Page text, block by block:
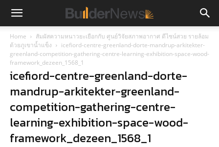
Home
สัมผัสความหนาวยะเยือกกับ ศูนย์วิจัยสภาพอากาศ ดีไซน์สวย รายล้อม
ด้วยภูเขาน้ำแข็ง
icefiord-centre-greenland-dorte-mandrup-arkitekter-
greenland-competition-gathering-centre-learning-exhibition-space-wood-
framework_dezeen_1568_1
icefiord-centre-greenland-dorte-
mandrup-arkitekter-greenland-
competition-gathering-centre-
learning-exhibition-space-wood-
framework_dezeen_1568_1